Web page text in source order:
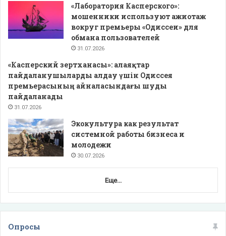
«Лаборатория Касперского»:
мошенники используют ажиотаж
вокруг премьеры «Одиссеи» для
обмана пользователей
31.07.2026
«Касперский зертханасы»: алаяқтар
пайдаланушыларды алдау үшін Одиссея
премьерасының айналасындағы шуды
пайдаланады
31.07.2026
Экокультура как результат
системной работы бизнеса и
молодежи
30.07.2026
Еще...
Опросы